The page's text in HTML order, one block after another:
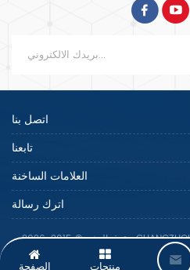
اتصل بنا
تابعنا
العلامات الساخنة
اترك رسالة
حقوق النشر © 2015-2026 GUANGZHOU HONGLING ELECTRIC HEATING